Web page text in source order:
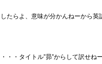
したらよ、意味が分かんねーから英
・・・タイトル”昴”からして訳せね